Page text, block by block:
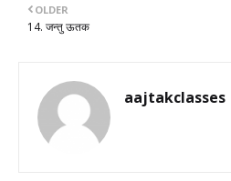
OLDER
14. जन्तु ऊतक
aajtakclasses